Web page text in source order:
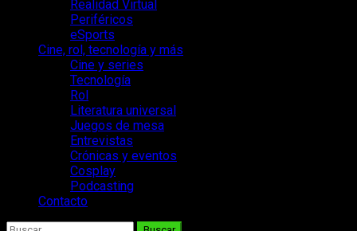
Realidad Virtual
Periféricos
eSports
Cine, rol, tecnología y más
Cine y series
Tecnología
Rol
Literatura universal
Juegos de mesa
Entrevistas
Crónicas y eventos
Cosplay
Podcasting
Contacto